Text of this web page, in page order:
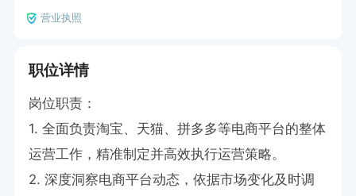
营业执照
职位详情
岗位职责：
1. 全面负责淘宝、天猫、拼多多等电商平台的整体
运营工作，精准制定并高效执行运营策略。
2. 深度洞察电商平台动态，依据市场变化及时调